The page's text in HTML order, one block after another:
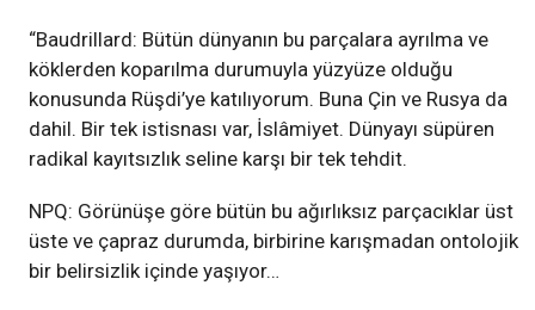
“Baudrillard: Bütün dünyanın bu parçalara ayrılma ve
köklerden koparılma durumuyla yüzyüze olduğu
konusunda Rüşdi’ye katılıyorum. Buna Çin ve Rusya da
dahil. Bir tek istisnası var, İslâmiyet. Dünyayı süpüren
radikal kayıtsızlık seline karşı bir tek tehdit.
NPQ: Görünüşe göre bütün bu ağırlıksız parçacıklar üst
üste ve çapraz durumda, birbirine karışmadan ontolojik
bir belirsizlik içinde yaşıyor…